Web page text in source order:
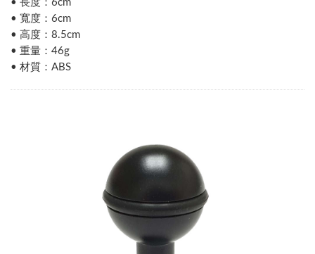
• 長度：6cm
• 寬度：6cm
• 高度：8.5cm
• 重量：46g
• 材質：ABS